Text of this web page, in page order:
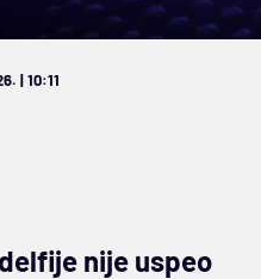
| 10:11
nije uspeo